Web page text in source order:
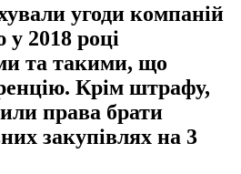
угоди компаній
у 2018 році
та такими, що
Крім штрафу,
права брати
закупівлях на 3